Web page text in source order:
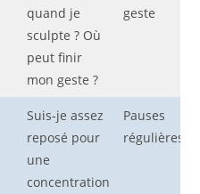
quand je
sculpte ? Où
peut finir
mon geste ?
geste
Suis-je assez
reposé pour
une
concentration
Pauses
régulières